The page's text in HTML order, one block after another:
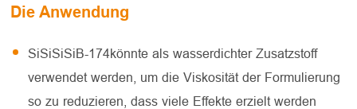
Die Anwendung
SiSiSiSiB-174könnte als wasserdichter Zusatzstoff
verwendet werden, um die Viskosität der Formulierung
so zu reduzieren, dass viele Effekte erzielt werden